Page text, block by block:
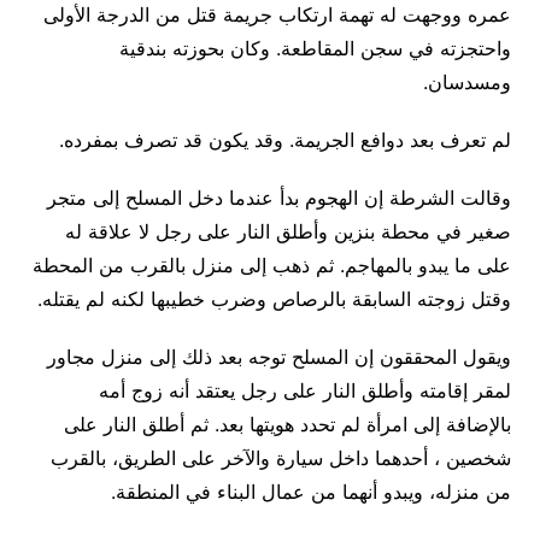
عمره ووجهت له تهمة ارتكاب جريمة قتل من الدرجة الأولى
واحتجزته في سجن المقاطعة. وكان بحوزته بندقية
ومسدسان.
لم تعرف بعد دوافع الجريمة. وقد يكون قد تصرف بمفرده.
وقالت الشرطة إن الهجوم بدأ عندما دخل المسلح إلى متجر
صغير في محطة بنزين وأطلق النار على رجل لا علاقة له
على ما يبدو بالمهاجم. ثم ذهب إلى منزل بالقرب من المحطة
وقتل زوجته السابقة بالرصاص وضرب خطيبها لكنه لم يقتله.
ويقول المحققون إن المسلح توجه بعد ذلك إلى منزل مجاور
لمقر إقامته وأطلق النار على رجل يعتقد أنه زوج أمه
بالإضافة إلى امرأة لم تحدد هويتها بعد. ثم أطلق النار على
شخصين ، أحدهما داخل سيارة والآخر على الطريق، بالقرب
من منزله، ويبدو أنهما من عمال البناء في المنطقة.